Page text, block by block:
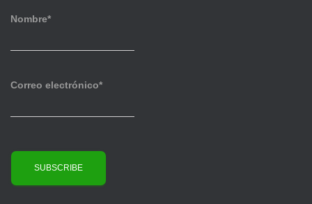
v
Nombre*
Correo electrónico*